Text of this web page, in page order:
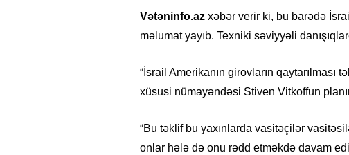
Vətəninfo.az xəbər verir ki, bu barədə
məlumat yayıb. Texniki səviyyəli
“İsrail Amerikanın girovların qaytarılması
xüsusi nümayəndəsi Stiven Vitkoffun
“Bu təklif bu yaxınlarda vasitəçilər
onlar hələ də onu rədd etməkdə davam